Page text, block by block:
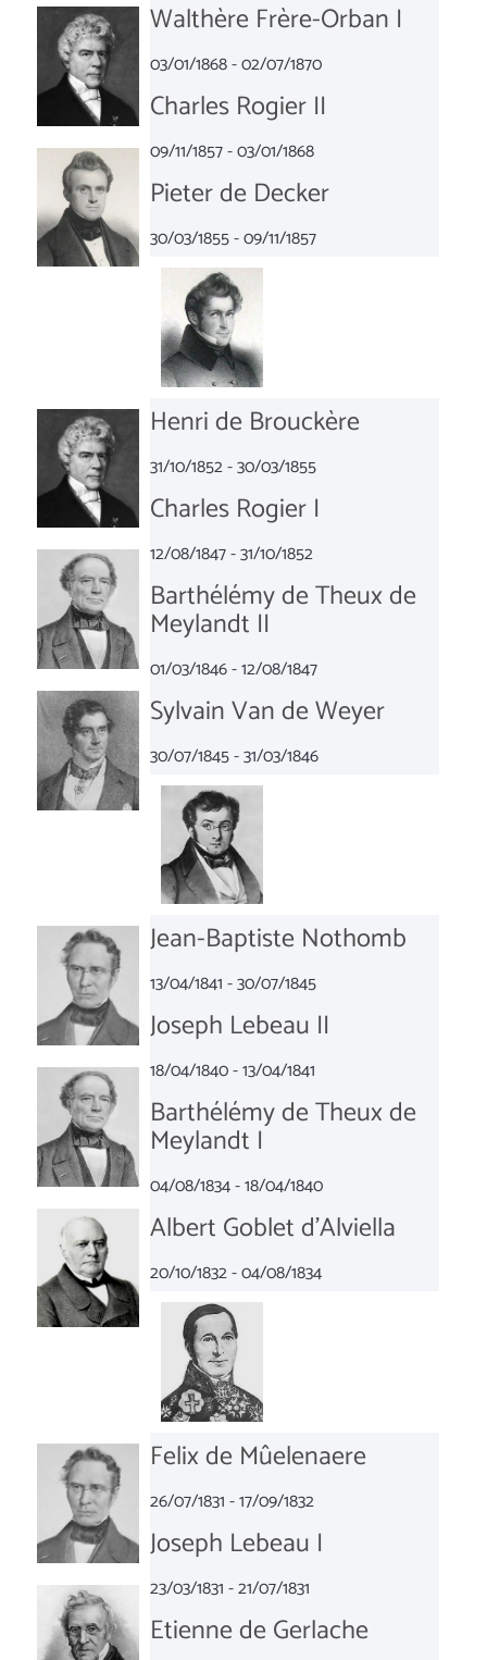
Walthère Frère-Orban I
03/01/1868 - 02/07/1870
Charles Rogier II
09/11/1857 - 03/01/1868
Pieter de Decker
30/03/1855 - 09/11/1857
Henri de Brouckère
31/10/1852 - 30/03/1855
Charles Rogier I
12/08/1847 - 31/10/1852
Barthélémy de Theux de
Meylandt II
01/03/1846 - 12/08/1847
Sylvain Van de Weyer
30/07/1845 - 31/03/1846
Jean-Baptiste Nothomb
13/04/1841 - 30/07/1845
Joseph Lebeau II
18/04/1840 - 13/04/1841
Barthélémy de Theux de
Meylandt I
04/08/1834 - 18/04/1840
Albert Goblet d'Alviella
20/10/1832 - 04/08/1834
Felix de Mûelenaere
26/07/1831 - 17/09/1832
Joseph Lebeau I
23/03/1831 - 21/07/1831
Etienne de Gerlache